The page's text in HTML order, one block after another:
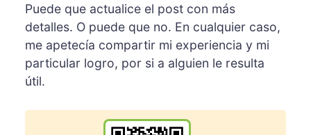
Puede que actualice el post con más
detalles. O puede que no. En cualquier caso,
me apetecía compartir mi experiencia y mi
particular logro, por si a alguien le resulta
útil.